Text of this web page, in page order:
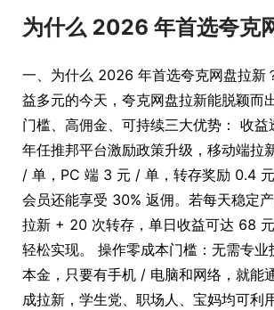
为什么 2026 年首选夸克
一、为什么 2026 年首选夸克网盘拉新
益多元的今天，夸克网盘拉新能脱颖而
门槛、高佣金、可持续三大优势： 收
年任推邦平台激励政策升级，移动端拉
/ 单，PC 端 3 元 / 单，转存奖励 0.4
会员还能享受 30% 返佣。若每天稳定
拉新 + 20 次转存，单日收益可达 68
轻松实现。 操作零成本门槛：无需专业
本金，只要有手机 / 电脑和网络，就能
成拉新，学生党、职场人、宝妈均可利